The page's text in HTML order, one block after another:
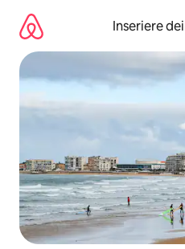
Inhalten
springen
Inseriere